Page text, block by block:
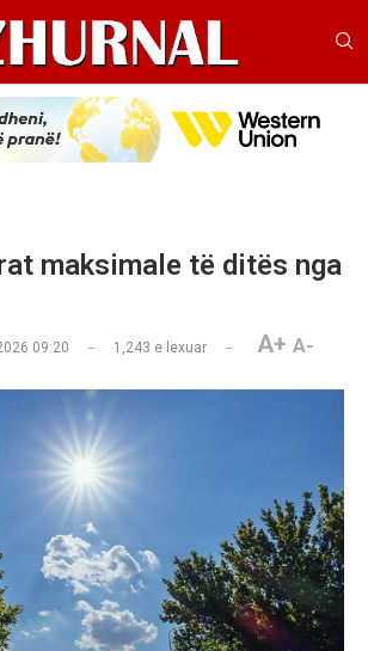
maksimale të ditës nga
09:20 1,243 e lexuar A+ A-